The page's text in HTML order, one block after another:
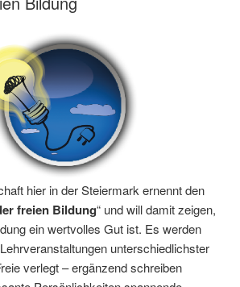
hier in der Steiermark ernennt den
freien Bildung“ und will damit zeigen,
ein wertvolles Gut ist. Es werden
unterschiedlichster
verlegt – ergänzend schreiben